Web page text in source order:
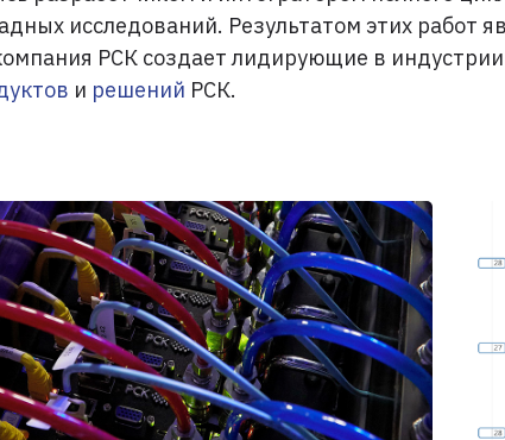
исследований. Результатом этих работ
РСК создает лидирующие в
и решений РСК.